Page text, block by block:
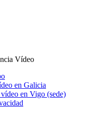
en Galicia
en Vigo (sede)